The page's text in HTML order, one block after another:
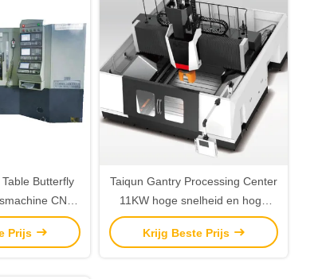
Butterfly
CNC-
Prijs
Taiqun Gantry Processing Center
11KW hoge snelheid en hoge
stijfheid
Krijg Beste Prijs